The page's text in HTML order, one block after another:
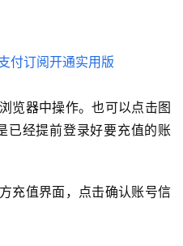
览器中操作。也可以点击图
已经提前登录好要充值的账
充值界面，点击确认账号信